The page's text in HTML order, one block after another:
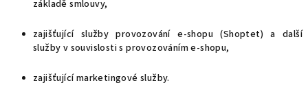
základě smlouvy,
zajišťující služby provozování e-shopu (Shoptet) a další
služby v souvislosti s provozováním e-shopu,
zajišťující marketingové služby.